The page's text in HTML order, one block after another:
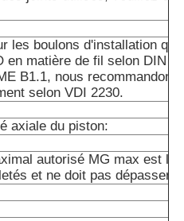
les boulons d'installation
en matière de fil selon DIN
B1.1, nous
selon VDI 2230.
axiale du piston:
autorisé MG max est la
et ne doit pas dépasser